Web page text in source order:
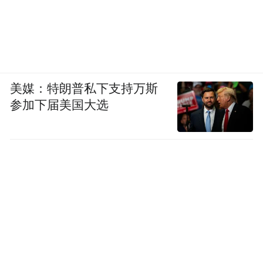
美媒：特朗普私下支持万斯
参加下届美国大选